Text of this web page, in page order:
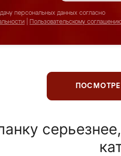
персональных данных согласно
Пользовательскому